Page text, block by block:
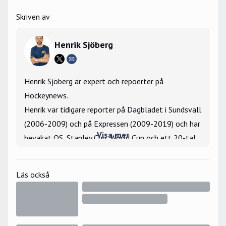
Skriven av
Henrik Sjöberg
Henrik Sjöberg är expert och repoerter på
Hockeynews.
Henrik var tidigare reporter på Dagbladet i Sundsvall
(2006-2009) och på Expressen (2009-2019) och har
bevakat OS, Stanley Cup, World Cup och ett 20-tal
Larionov under gästspelet i Hockeyettan 2006.
Visa mer
Läs också